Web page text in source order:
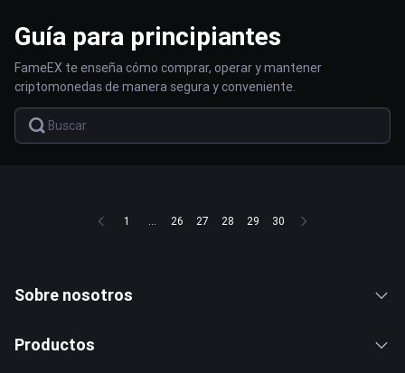
Guía para principiantes
FameEX te enseña cómo comprar, operar y mantener
criptomonedas de manera segura y conveniente.
1 ... 26 27 28 29 30
Sobre nosotros
Productos